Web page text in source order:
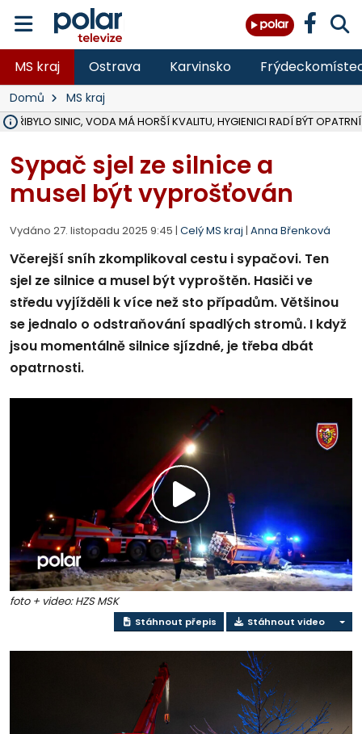
MS kraj Ostrava Karvinsko
Domů MS kraj
PŘIBYLO SINIC, VODA MÁ HORŠÍ KVALITU, HYGIENICI RADÍ BÝT OPATRNÍ
Sypač sjel ze silnice a
musel být vyprošťován
Vydáno 27. listopadu 2025 9:45 | Celý MS kraj | Anna Břenková
Včerejší sníh zkomplikoval cestu i sypačovi. Ten
sjel ze silnice a musel být vyproštěn. Hasiči ve
středu vyjížděli k více než sto případům. Většinou
se jednalo o odstraňování spadlých stromů. I když
jsou momentálně silnice sjízdné, je třeba dbát
opatrnosti.
Přehrát
video
foto + video: HZS MSK
Stáhnout přepis Stáhnout video